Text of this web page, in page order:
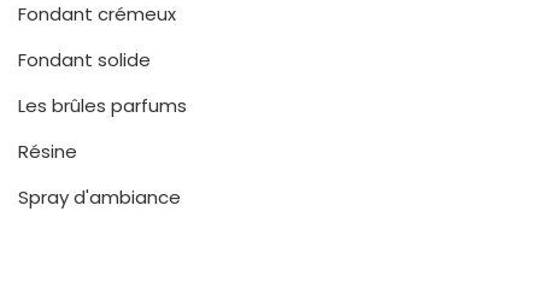
Fondant crémeux
Fondant solide
Les brûles parfums
Résine
Spray d'ambiance